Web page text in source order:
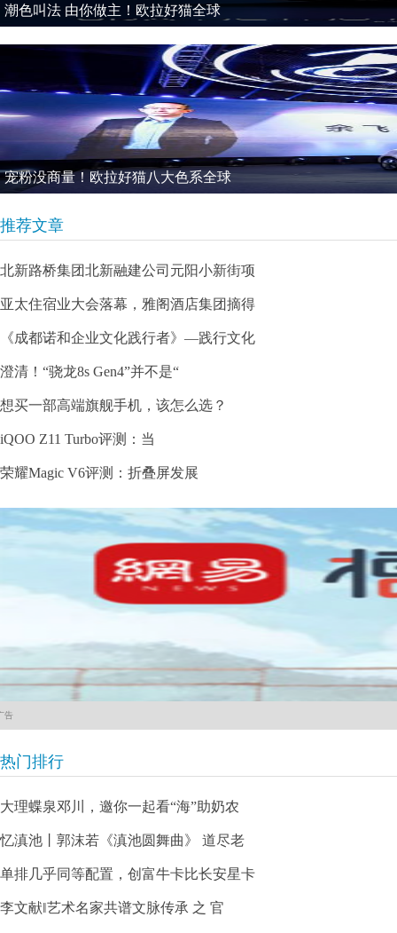
潮色叫法 由你做主！欧拉好猫全球
宠粉没商量！欧拉好猫八大色系全球
推荐文章
北新路桥集团北新融建公司元阳小新街项
亚太住宿业大会落幕，雅阁酒店集团摘得
《成都诺和企业文化践行者》—践行文化
澄清！“骁龙8s Gen4”并不是“
想买一部高端旗舰手机，该怎么选？
iQOO Z11 Turbo评测：当
荣耀Magic V6评测：折叠屏发展
告
热门排行
大理蝶泉邓川，邀你一起看“海”助奶农
忆滇池丨郭沫若《滇池圆舞曲》 道尽老
单排几乎同等配置，创富牛卡比长安星卡
李文献‖艺术名家共谱文脉传承 之 官